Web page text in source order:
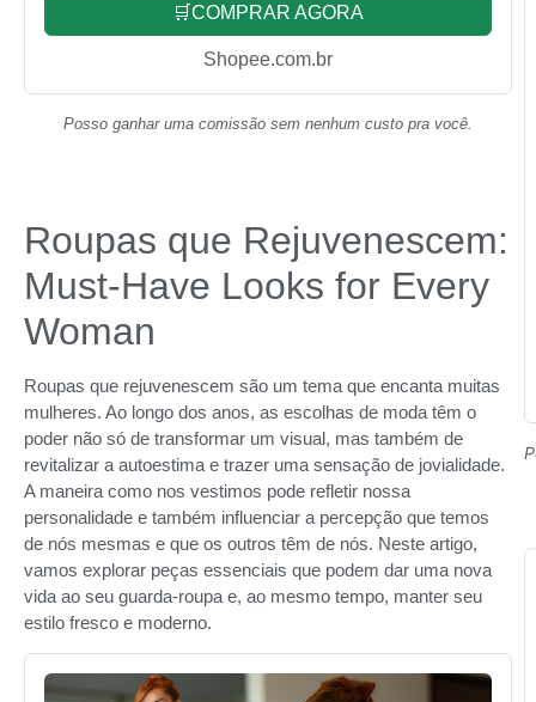
🛒COMPRAR AGORA
Shopee.com.br
Posso ganhar uma comissão sem nenhum custo pra você.
Roupas que Rejuvenescem:
Must-Have Looks for Every
Woman
Roupas que rejuvenescem são um tema que encanta muitas
mulheres. Ao longo dos anos, as escolhas de moda têm o
poder não só de transformar um visual, mas também de
revitalizar a autoestima e trazer uma sensação de jovialidade.
A maneira como nos vestimos pode refletir nossa
personalidade e também influenciar a percepção que temos
de nós mesmas e que os outros têm de nós. Neste artigo,
vamos explorar peças essenciais que podem dar uma nova
vida ao seu guarda-roupa e, ao mesmo tempo, manter seu
estilo fresco e moderno.